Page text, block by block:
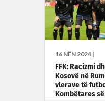
16 NËN 2024 |
FFK: Racizmi
Kosovë në
vlerave të
Kombëtares